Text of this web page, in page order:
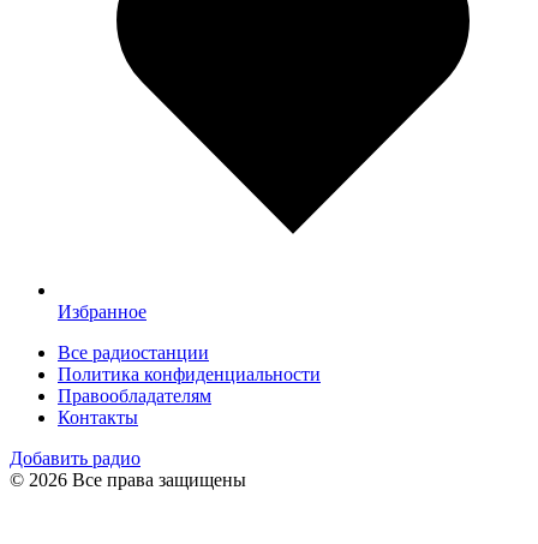
Избранное
Все радиостанции
Политика конфиденциальности
Правообладателям
Контакты
Добавить радио
© 2026 Все права защищены